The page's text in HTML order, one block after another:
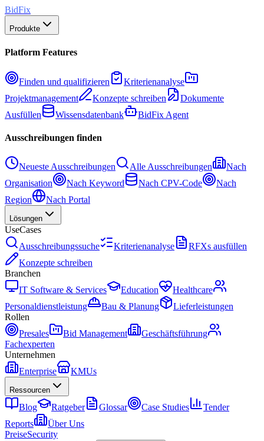
BidFix
Produkte
Platform Features
Finden und qualifizieren
Kriterienanalyse
Projektmanagement
Konzepte schreiben
Dokumente
Ausfüllen
Wissensdatenbank BidFix Agent
Ausschreibungen finden
Neueste Ausschreibungen Alle Ausschreibungen
Nach
Organisation
Nach Keyword Nach CPV-Code
Nach
Region
Nach Portal
Lösungen
UseCases
Ausschreibungssuche
Kriterienanalyse
RFXs ausfüllen
Konzepte schreiben
Branchen
IT Software & Services
Education
Healthcare
Personaldienstleistung
Bau & Planung
Lieferleistungen
Rollen
Presales
Bid Management
Geschäftsführung
Fachexperten
Unternehmen
Enterprise
KMUs
Ressourcen
Blog Ratgeber Glossar Case Studies
Tender
Reports
Über Uns
PreiseSecurity